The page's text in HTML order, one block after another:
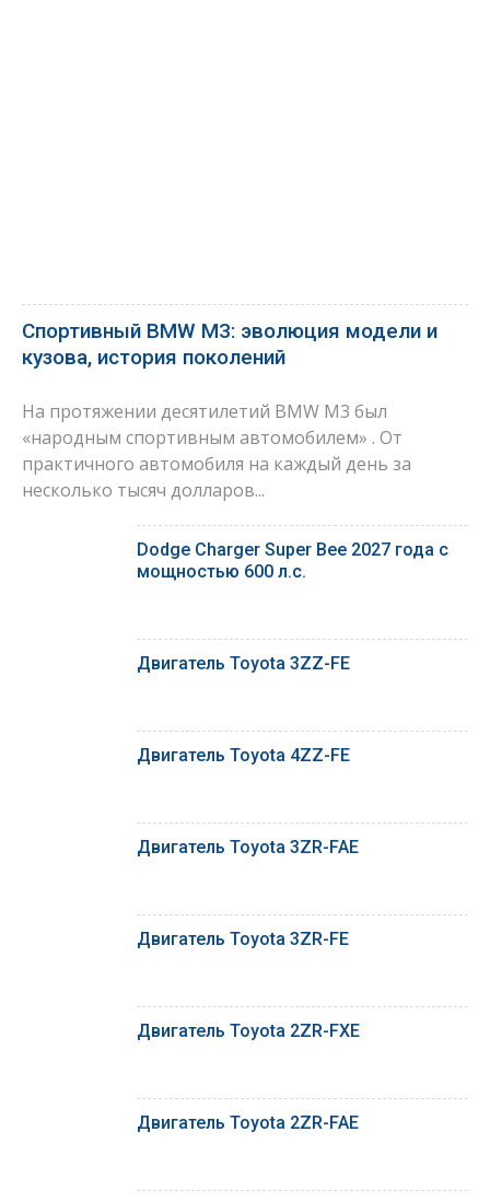
Спортивный BMW M3: эволюция модели и
кузова, история поколений
На протяжении десятилетий BMW M3 был
«народным спортивным автомобилем» . От
практичного автомобиля на каждый день за
несколько тысяч долларов...
Dodge Charger Super Bee 2027 года с
мощностью 600 л.с.
Двигатель Toyota 3ZZ-FE
Двигатель Toyota 4ZZ-FE
Двигатель Toyota 3ZR-FAE
Двигатель Toyota 3ZR-FE
Двигатель Toyota 2ZR-FXE
Двигатель Toyota 2ZR-FAE